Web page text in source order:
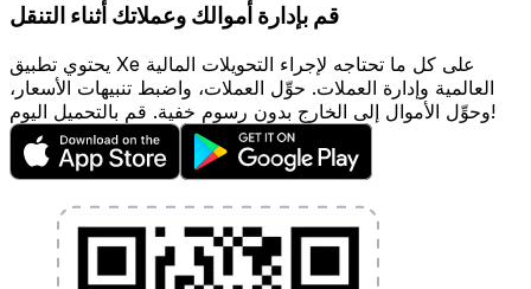
قم بإدارة أموالك وعملاتك أثناء التنقل
يحتوي تطبيق Xe على كل ما تحتاجه لإجراء التحويلات المالية
العالمية وإدارة العملات. حوِّل العملات، واضبط تنبيهات الأسعار،
وحوِّل الأموال إلى الخارج بدون رسوم خفية. قم بالتحميل اليوم!